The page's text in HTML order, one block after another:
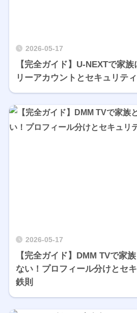
2026-05-17
【完全ガイド】U-NEXTで家
リーアカウントとセキュリテ
2026-05-17
【完全ガイド】DMM TVで家
ない！プロフィール分けとセ
鉄則